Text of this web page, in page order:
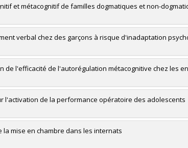
et métacognitif de familles dogmatiques et non-
verbal chez des garçons à risque d'inadaptation
de l'efficacité de l'autorégulation métacognitive chez les
l'activation de la performance opératoire des adolescents
mise en chambre dans les internats